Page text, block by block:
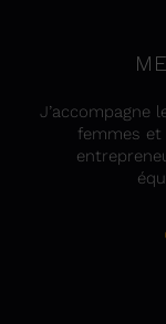
J’accompagne
femmes